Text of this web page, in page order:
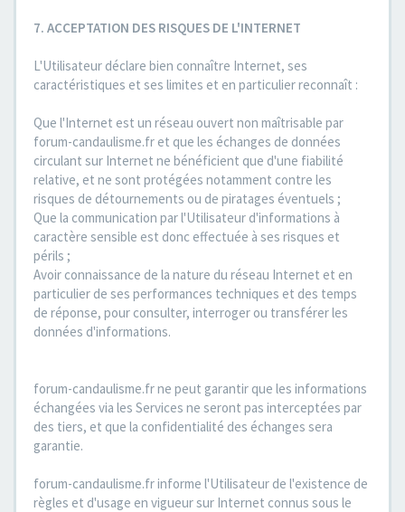
7. ACCEPTATION DES RISQUES DE L'INTERNET
L'Utilisateur déclare bien connaître Internet, ses
caractéristiques et ses limites et en particulier reconnaît :
Que l'Internet est un réseau ouvert non maîtrisable par
forum-candaulisme.fr et que les échanges de données
circulant sur Internet ne bénéficient que d'une fiabilité
relative, et ne sont protégées notamment contre les
risques de détournements ou de piratages éventuels ;
Que la communication par l'Utilisateur d'informations à
caractère sensible est donc effectuée à ses risques et
périls ;
Avoir connaissance de la nature du réseau Internet et en
particulier de ses performances techniques et des temps
de réponse, pour consulter, interroger ou transférer les
données d'informations.
forum-candaulisme.fr ne peut garantir que les informations
échangées via les Services ne seront pas interceptées par
des tiers, et que la confidentialité des échanges sera
garantie.
forum-candaulisme.fr informe l'Utilisateur de l'existence de
règles et d'usage en vigueur sur Internet connus sous le